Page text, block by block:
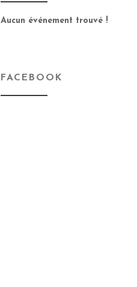
Aucun événement trouvé !
FACEBOOK